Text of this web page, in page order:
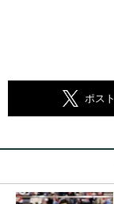
ポスト